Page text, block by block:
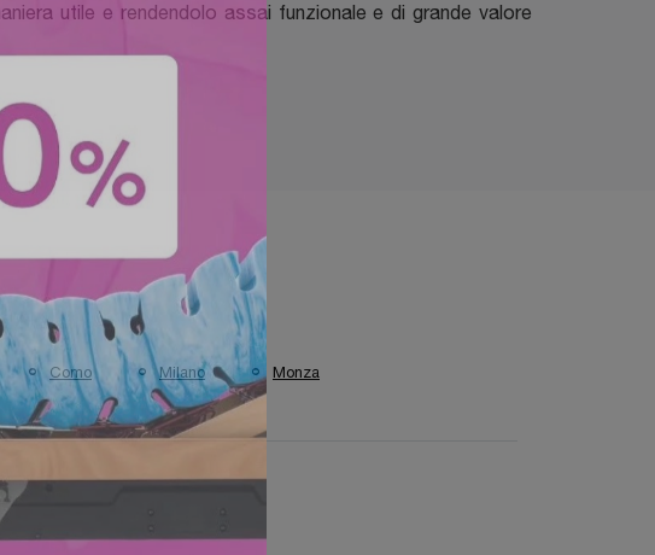
utile e rendendolo assai funzionale e di grande valore
Como Milano Monza